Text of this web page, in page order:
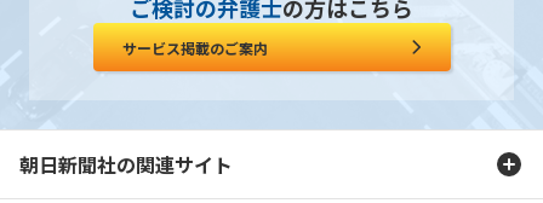
ご検討の弁護士の方はこちら
サービス掲載のご案内
朝日新聞社の関連サイト